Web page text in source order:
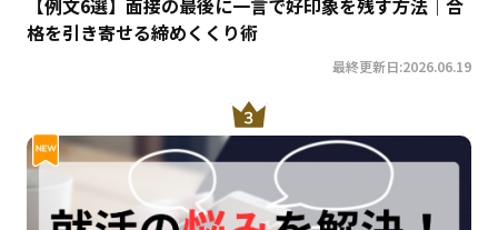
格を引き寄せる締めくくり術
最終更新日:2026.06.19